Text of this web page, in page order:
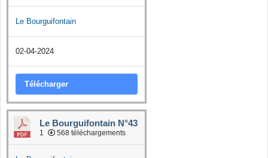
Le Bourguifontain
02-04-2024
Télécharger
Le Bourguifontain N°43
1 568 téléchargements